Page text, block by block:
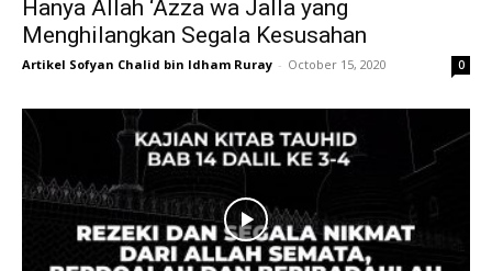
Hanya Allah ‘Azza wa Jalla yang
Menghilangkan Segala Kesusahan
Artikel Sofyan Chalid bin Idham Ruray - October 15, 2020 0